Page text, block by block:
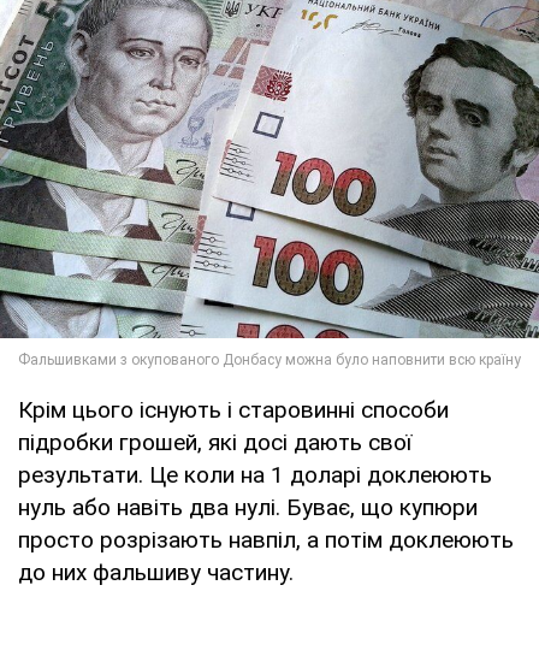
Крім цього існують і старовинні способи
підробки грошей, які досі дають свої
результати. Це коли на 1 доларі доклеюють
нуль або навіть два нулі. Буває, що купюри
просто розрізають навпіл, а потім доклеюють
до них фальшиву частину.